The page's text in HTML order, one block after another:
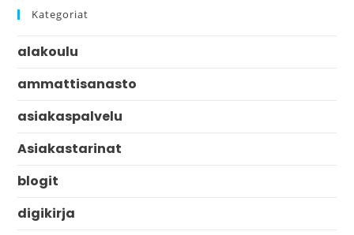
Kategoriat
alakoulu
ammattisanasto
asiakaspalvelu
Asiakastarinat
blogit
digikirja